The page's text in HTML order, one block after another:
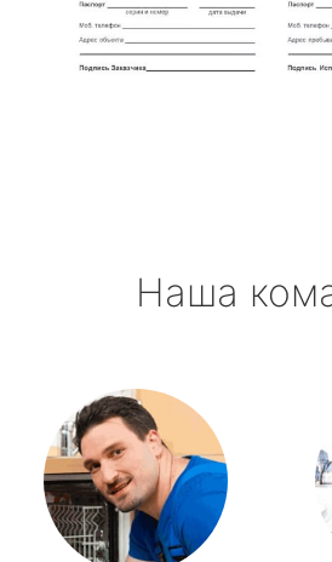
Наша